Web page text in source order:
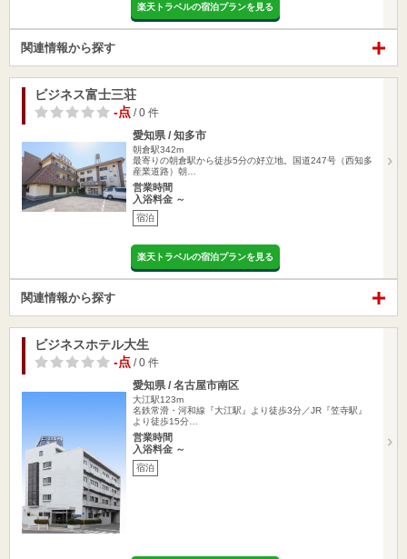
楽天トラベルの宿泊プランを見る
関連情報から探す
ビジネス富士三荘
-点 / 0 件
愛知県 / 知多市
朝倉駅342m
最寄りの朝倉駅から徒歩5分の好立地。国道247号（西知多
産業道路）朝…
営業時間
入浴料金 ～
宿泊
楽天トラベルの宿泊プランを見る
関連情報から探す
ビジネスホテル大生
-点 / 0 件
愛知県 / 名古屋市南区
大江駅123m
名鉄常滑・河和線『大江駅』より徒歩3分／JR『笠寺駅』
より徒歩15分…
営業時間
入浴料金 ～
宿泊